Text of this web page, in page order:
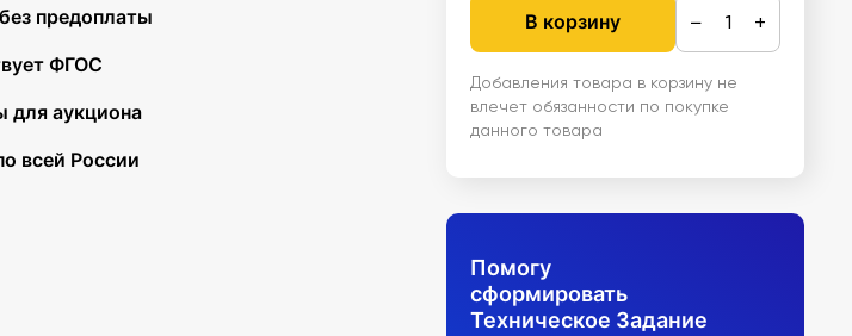
предоплаты
ФГОС
для аукциона
всей России
В корзину − +
Добавления товара в корзину не
влечет обязанности по покупке
данного товара
Помогу
сформировать
Техническое Задание